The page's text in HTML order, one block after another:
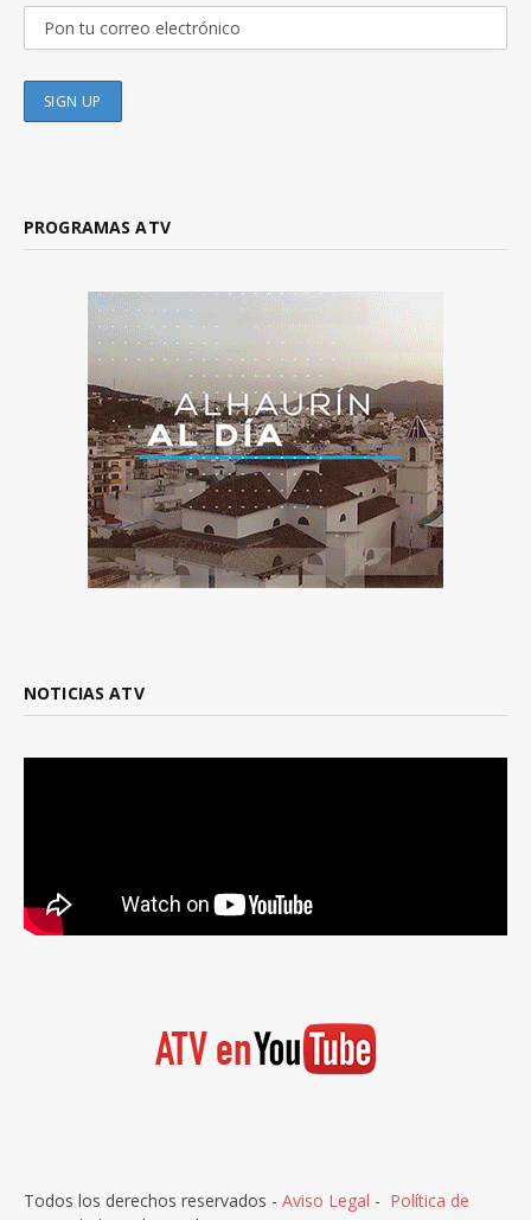
PROGRAMAS ATV
NOTICIAS ATV
Todos los derechos reservados - Aviso Legal - Política de